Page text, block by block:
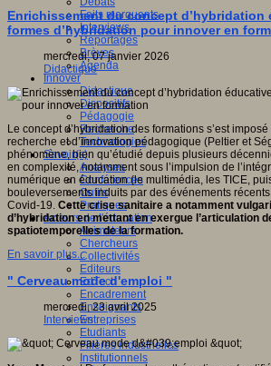
Faits marquants
Interviews
Reportages
Brèves
Agenda
Innover
Didactique
Dispositifs
Pédagogie
Recherche
Technologies
Savoir(s)
Analyses
Conférences
Outils
Pratiques
Acteurs de l'éducation
Animateurs
Chercheurs
Collectivités
Editeurs
EdTech
Encadrement
Enseignants
Entreprises
Etudiants
Filières industrielles
Institutionnels
Enrichissement du concept d’hybridation
formes d’hybridation pour innover en
mercredi, 07 janvier 2026
Didactique
Le concept d’hybridation des formations s’est
recherche et d’innovation pédagogique (Peltier et
phénomène, bien qu’étudié depuis plusieurs
en complexité, notamment sous l’impulsion de
numérique en éducation (le multimédia, les TICE,
bouleversements induits par des événements
Covid-19. Cette crise sanitaire a notamment
d’hybridation en mettant en exergue l’articulation
spatiotemporelles de la formation.
En savoir plus...
" Cerveau mode d'emploi "
mercredi, 23 avril 2025
Interviews